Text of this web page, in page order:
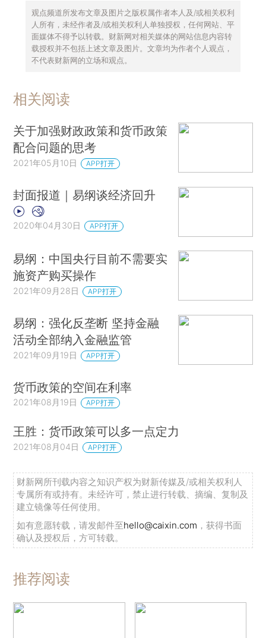
观点频道所发布文章及图片之版权属作者本人及/或相关权利
人所有，未经作者及/或相关权利人单独授权，任何网站、平
面媒体不得予以转载。财新网对相关媒体的网站信息内容转
载授权并不包括上述文章及图片。文章均为作者个人观点，
不代表财新网的立场和观点。
相关阅读
关于加强财政政策和货币政策
配合问题的思考
2021年05月10日 APP打开
封面报道｜易纲谈经济回升
2020年04月30日 APP打开
易纲：中国央行目前不需要实
施资产购买操作
2021年09月28日 APP打开
易纲：强化反垄断 坚持金融
活动全部纳入金融监管
2021年09月19日 APP打开
货币政策的空间在利率
2021年08月19日 APP打开
王胜：货币政策可以多一点定力
2021年08月04日 APP打开
财新网所刊载内容之知识产权为财新传媒及/或相关权利人
专属所有或持有。未经许可，禁止进行转载、摘编、复制及
建立镜像等任何使用。
如有意愿转载，请发邮件至hello@caixin.com ，获得书面
确认及授权后，方可转载。
推荐阅读